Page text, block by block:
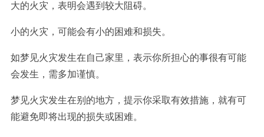
大的火灾，表明会遇到较大阻碍。
小的火灾，可能会有小的困难和损失。
如梦见火灾发生在自己家里，表示你所担心的事很有可能
会发生，需多加谨慎。
梦见火灾发生在别的地方，提示你采取有效措施，就有可
能避免即将出现的损失或困难。